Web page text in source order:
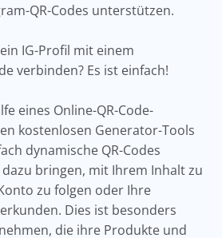
QR-Codes unterstützen.
IG-Profil mit einem
verbinden? Es ist einfach!
eines Online-QR-Code-
kostenlosen Generator-Tools
dynamische QR-Codes
bringen, mit Ihrem Inhalt zu
zu folgen oder Ihre
Dies ist besonders
die ihre Produkte und